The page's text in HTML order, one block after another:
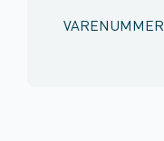
VARENUMMER